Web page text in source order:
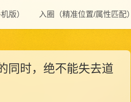
版） 入圈（精准位置/属性匹配）
同时，绝不能失去道